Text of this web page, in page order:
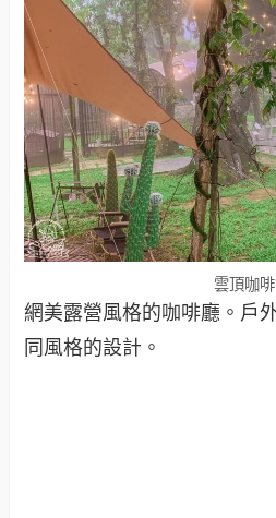
雲頂咖啡
網美露營風格的咖啡廳。戶
同風格的設計。